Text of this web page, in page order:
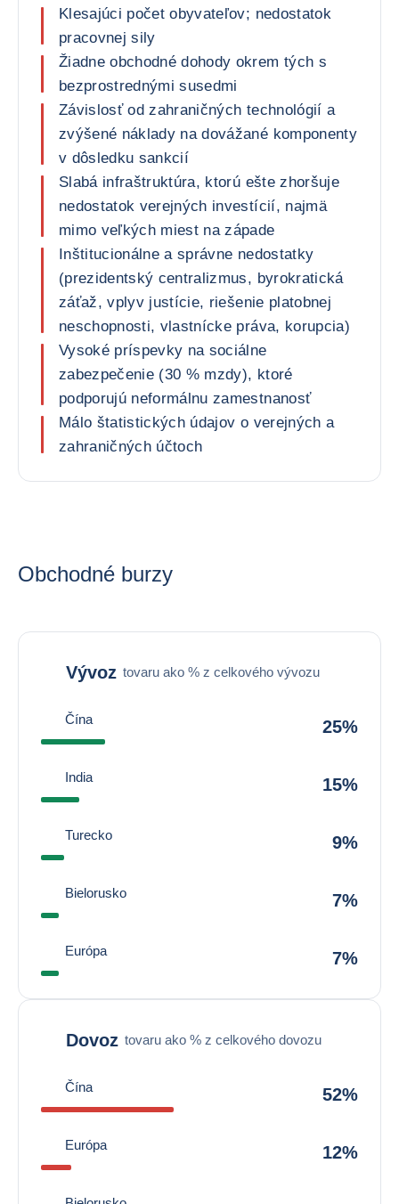
Klesajúci počet obyvateľov; nedostatok
pracovnej sily
Žiadne obchodné dohody okrem tých s
bezprostrednými susedmi
Závislosť od zahraničných technológií a
zvýšené náklady na dovážané komponenty
v dôsledku sankcií
Slabá infraštruktúra, ktorú ešte zhoršuje
nedostatok verejných investícií, najmä
mimo veľkých miest na západe
Inštitucionálne a správne nedostatky
(prezidentský centralizmus, byrokratická
záťaž, vplyv justície, riešenie platobnej
neschopnosti, vlastnícke práva, korupcia)
Vysoké príspevky na sociálne
zabezpečenie (30 % mzdy), ktoré
podporujú neformálnu zamestnanosť
Málo štatistických údajov o verejných a
zahraničných účtoch
Obchodné burzy
Vývoz tovaru ako % z celkového vývozu
Čína 25%
India 15%
Turecko 9%
Bielorusko 7%
Európa 7%
Dovoz tovaru ako % z celkového dovozu
Čína 52%
Európa 12%